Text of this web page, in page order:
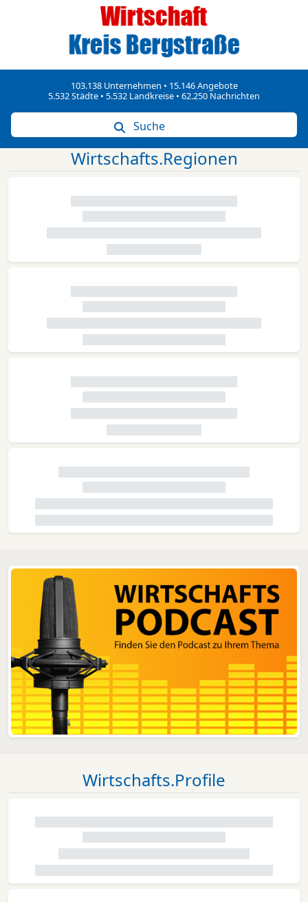
103.138 Unternehmen • 15.146 Angebote
5.532 Städte • 5.532 Landkreise • 62.250 Nachrichten
Suche
Wirtschafts.Regionen
Wirtschafts.Profile